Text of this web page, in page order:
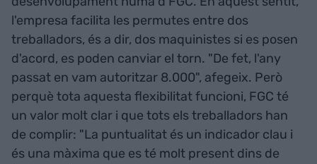
l'empresa facilita les permutes entre dos
treballadors, és a dir, dos maquinistes si es posen
d'acord, es poden canviar el torn. "De fet, l'any
passat en vam autoritzar 8.000", afegeix. Però
perquè tota aquesta flexibilitat funcioni, FGC té
un valor molt clar i que tots els treballadors han
de complir: "La puntualitat és un indicador clau i
és una màxima que es té molt present dins de